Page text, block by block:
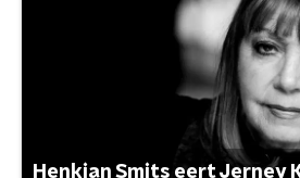
Henkjan Smits eert Jerney